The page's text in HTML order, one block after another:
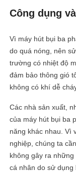
Công dụng
Vì máy hút bụi ba
do quá nóng, nên
trường có nhiệt độ
đảm bảo thông gió
không có khí dễ
Các nhà sản xuất,
của máy hút bụi ba
năng khác nhau. Vì
nghiệp, chúng ta
không gây ra
cá nhân do sử dụng